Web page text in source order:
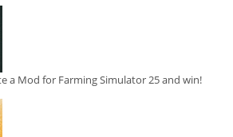
a Mod for Farming Simulator 25 and win!